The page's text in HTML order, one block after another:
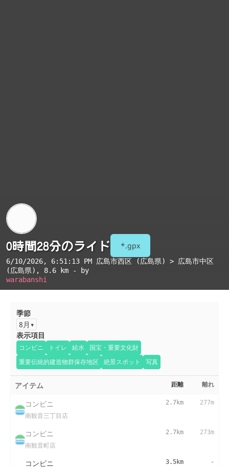
0時間28分のライド *.gpx
6/10/2026, 6:51:13 PM 広島市西区 (広島県) > 広島市中区
(広島県) , 8.6 km - by
warabanshi
季節
8月
表示項目
コンビニ トイレ 給水
国宝・重要文化財
重要伝統的建造物群保存地区
絶景スポット 写真
アイテム 距離 離れ
コンビニ
南観音三丁目店
2.7km 277m
コンビニ
南観音町店
2.7km 273m
コンビニ 3.5km -